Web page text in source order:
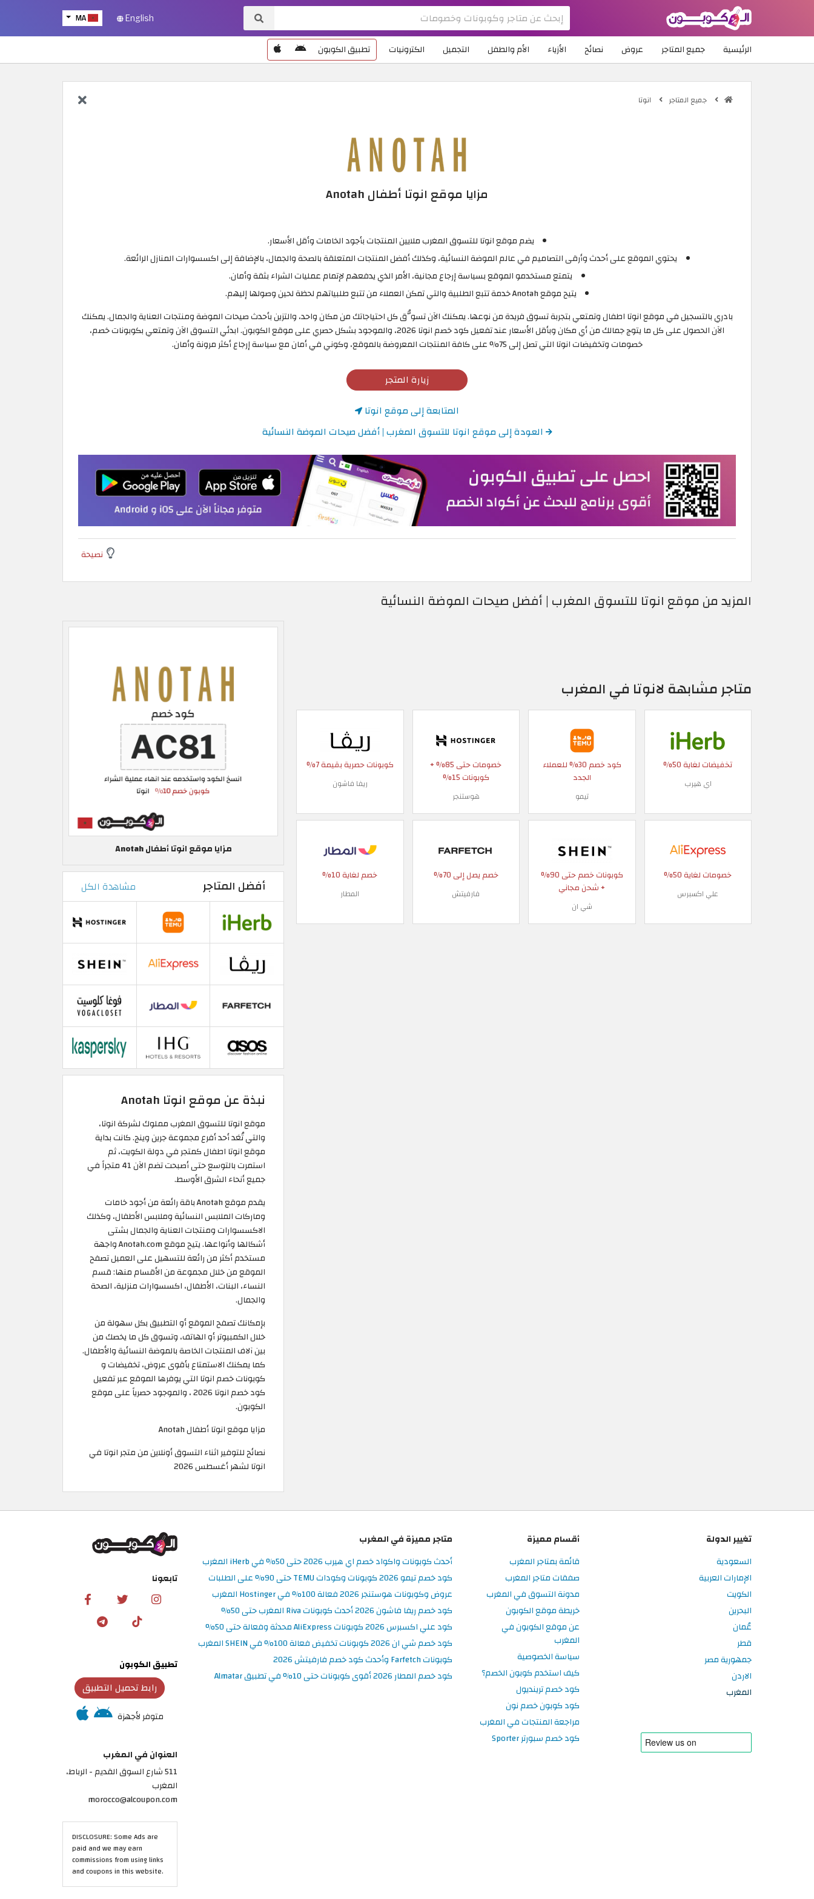
MA English
الرئيسية جميع المتاجر عروض نصائح الأزياء الأم والطفل التجميل الكترونيات تطبيق الكوبون
جميع المتاجر انوتا
مزايا موقع انوتا أطفال Anotah
يضم موقع انوتا للتسوق المغرب ملايين المنتجات بأجود الخامات وأقل الأسعار.
يحتوي الموقع على أحدث وأرقى التصاميم في عالم الموضة النسائية، وكذلك أفضل المنتجات المتعلقة بالصحة والجمال، بالإضافة إلى اكسسوارات المنازل الرائعة.
يتمتع مستخدمو الموقع بسياسة إرجاع مجانية، الأمر الذي يدفعهم لإتمام عمليات الشراء بثقة وأمان.
يتيح موقع Anotah خدمة تتبع الطلبية والتي تمكن العملاء من تتبع طلبياتهم لحظة لحين وصولها إليهم.
بادري بالتسجيل في موقع انوتا اطفال وتمتعي بتجربة تسوق فريدة من نوعها. يمكنك الآن تسوُّق كل احتياجاتك من مكان واحد، والتزين بأحدث صيحات الموضة ومنتجات العناية والجمال. يمكنك
الآن الحصول على كل ما يتوج جمالك من أي مكان وبأقل الأسعار عند تفعيل كود خصم انوتا 2026، والموجود بشكل حصري على موقع الكوبون. ابدئي التسوق الآن وتمتعي بكوبونات خصم،
خصومات وتخفيضات انوتا التي تصل إلى 75% على كافة المنتجات المعروضة بالموقع، وكوني في أمان مع سياسة إرجاع أكثر مرونة وأمان.
زيارة المتجر
المتابعة إلى موقع انوتا
العودة إلى موقع انوتا للتسوق المغرب | أفضل صيحات الموضة النسائية
نصيحة
المزيد من موقع انوتا للتسوق المغرب | أفضل صيحات الموضة النسائية
متاجر مشابهة لانوتا في المغرب
تخفيضات لغاية 50%
اي هيرب
كود خصم 30% للعملاء
الجدد
تيمو
خصومات حتى 85% +
كوبونات 15%
هوستنجر
كوبونات حصرية بقيمة 7%
ريفا فاشون
خصومات لغاية 50%
علي اكسبرس
كوبونات خصم حتى 90%
+ شحن مجاني
شي ان
خصم يصل إلى 70%
فارفيتش
خصم لغاية 10%
المطار
مزايا موقع انوتا أطفال Anotah
أفضل المتاجر مشاهدة الكل
نبذة عن موقع انوتا Anotah
موقع انوتا للتسوق المغرب مملوك لشركة انوتا،
والتي تُعَد أحد أفرع مجموعة جرين وينج. كانت بداية
موقع انوتا اطفال كمتجر في دولة الكويت، ثم
استمرت بالتوسع حتى أصبحت تضم الآن 41 متجراً في
جميع أنحاء الشرق الأوسط.
يقدم موقع Anotah باقة رائعة من أجود خامات
وماركات الملابس النسائية وملابس الأطفال، وكذلك
الاكسسوارات ومنتجات العناية والجمال بشتى
أشكالها وأنواعها. يتيح موقع Anotah.com واجهة
مستخدم أكثر من رائعة للتسهيل على العميل تصفح
الموقع من خلال مجموعة من الأقسام منها: قسم
النساء، البنات، الأطفال، اكسسوارات منزلية، الصحة
والجمال.
بإمكانك تصفح الموقع أو التطبيق بكل سهولة من
خلال الكمبيوتر أو الهاتف، وتسوق كل ما يخصك من
بين آلاف المنتجات الخاصة بالموضة النسائية والأطفال.
كما يمكنك الاستمتاع بأقوى عروض، تخفيضات و
كوبونات خصم انوتا التي يوفرها الموقع عبر تفعيل
كود خصم انوتا 2026 ، والموجود حصرياً على موقع
الكوبون.
مزايا موقع انوتا أطفال Anotah
نصائح للتوفير اثناء التسوق أونلاين من متجر انوتا في
انوتا لشهر أغسطس 2026
تغيير الدولة
السعودية
الإمارات العربية
الكويت
البحرين
عُمان
قطر
جمهورية مصر
الاردن
المغرب
أقسام مميزة
قائمة بمتاجر المغرب
صفقات متاجر المغرب
مدونة التسوق في المغرب
خريطة موقع الكوبون
عن موقع الكوبون في
المغرب
سياسة الخصوصية
كيف استخدم كوبون الخصم؟
كود خصم ترينديول
كود كوبون خصم نون
مراجعة المنتجات في المغرب
كود خصم سبورتر Sporter
متاجر مميزة في المغرب
أحدث كوبونات واكواد خصم اي هيرب 2026 حتى 50% في iHerb المغرب
كود خصم تيمو 2026 كوبونات وكودات TEMU حتى 90% على الطلبات
عروض وكوبونات هوستنجر 2026 فعالة 100% في Hostinger المغرب
كود خصم ريفا فاشون 2026 أحدث كوبونات Riva المغرب حتى 50%
كود علي اكسبرس 2026 كوبونات AliExpress محدثة وفعالة حتى 50%
كود خصم شي ان 2026 كوبونات تخفيض فعالة 100% في SHEIN المغرب
كوبونات Farfetch وأحدث كود خصم فارفيتش 2026
كود خصم المطار 2026 أقوى كوبونات حتى 10% في تطبيق Almatar
تابعونا
تطبيق الكوبون
رابط تحميل التطبيق
متوفر لأجهزة
العنوان في المغرب
511 شارع السوق القديم - الرباط،
المغرب
morocco@alcoupon.com
DISCLOSURE: Some Ads are
paid and we may earn
commissions from using links
and coupons in this website.